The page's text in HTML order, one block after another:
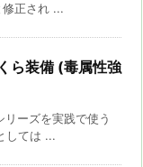
正され ...
ら装備 (毒属性強
ーズを実践で使う
しては ...